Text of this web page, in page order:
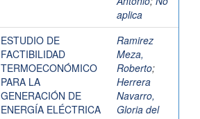
aplica
ESTUDIO DE
FACTIBILIDAD
TERMOECONÓMICO
PARA LA
GENERACIÓN DE
ENERGÍA ELÉCTRICA
Ramirez
Meza,
Roberto;
Herrera
Navarro,
Gloria del